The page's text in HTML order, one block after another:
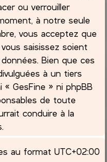
ou verrouiller
à notre seule
vous acceptez que
saisissez soient
Bien que ces
à un tiers
GesFine » ni phpBB
de toute
conduire à la
au format UTC+02:00